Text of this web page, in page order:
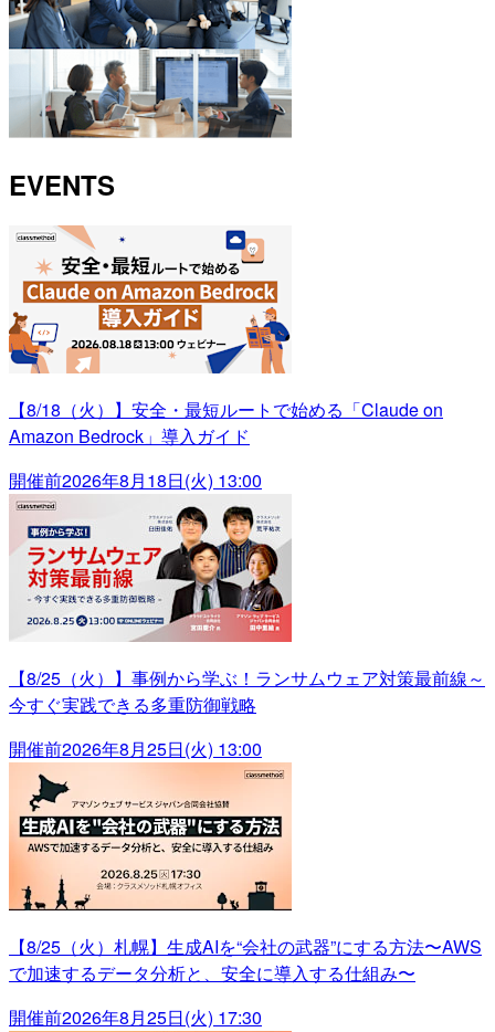
EVENTS
【8/18（火）】安全・最短ルートで始める「Claude on
Amazon Bedrock」導入ガイド
開催前2026年8月18日(火) 13:00
【8/25（火）】事例から学ぶ！ランサムウェア対策最前線～
今すぐ実践できる多重防御戦略
開催前2026年8月25日(火) 13:00
【8/25（火）札幌】生成AIを“会社の武器”にする方法〜AWS
で加速するデータ分析と、安全に導入する仕組み〜
開催前2026年8月25日(火) 17:30